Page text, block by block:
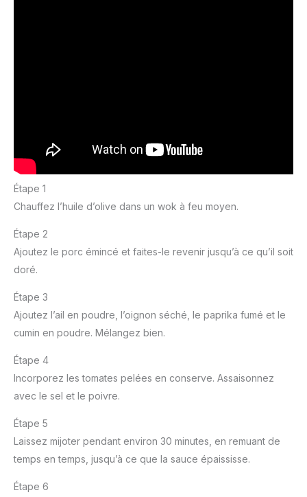
Étape 1
Chauffez l’huile d’olive dans un wok à feu moyen.
Étape 2
Ajoutez le porc émincé et faites-le revenir jusqu’à ce qu’il soit
doré.
Étape 3
Ajoutez l’ail en poudre, l’oignon séché, le paprika fumé et le
cumin en poudre. Mélangez bien.
Étape 4
Incorporez les tomates pelées en conserve. Assaisonnez
avec le sel et le poivre.
Étape 5
Laissez mijoter pendant environ 30 minutes, en remuant de
temps en temps, jusqu’à ce que la sauce épaississe.
Étape 6